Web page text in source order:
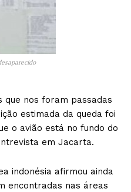
que nos foram passadas
estimada da queda foi
o avião está no fundo do
em Jacarta.
indonésia afirmou ainda
encontradas nas áreas